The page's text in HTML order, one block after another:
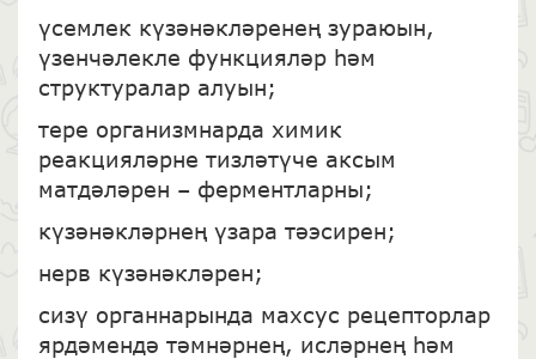
үсемлек күзәнәкләренең зураюын,
үзенчәлекле функцияләр һәм
структуралар алуын;
тере организмнарда химик
реакцияләрне тизләтүче аксым
матдәләрен – ферментларны;
күзәнәкләрнең үзара тәэсирен;
нерв күзәнәкләрен;
сизү органнарында махсус рецепторлар
ярдәмендә тәмнәрнең, исләрнең һәм